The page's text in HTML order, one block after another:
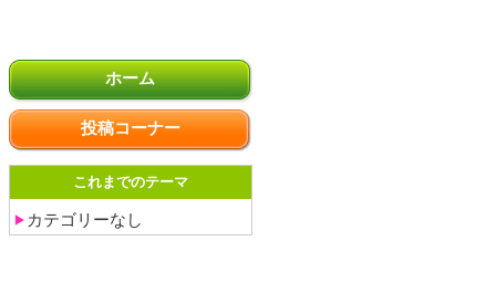
ホーム
投稿コーナー
これまでのテーマ
カテゴリーなし
ク
ラ
フ
ト
ご
案
日
（土）
開
催】
環
境
学
稿
の
ペ
ー